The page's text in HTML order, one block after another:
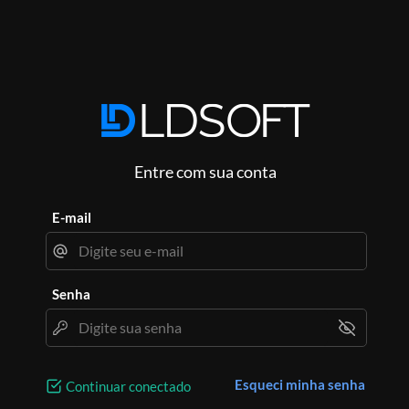
Entre com sua conta
E-mail
Senha
Continuar conectado Esqueci minha senha